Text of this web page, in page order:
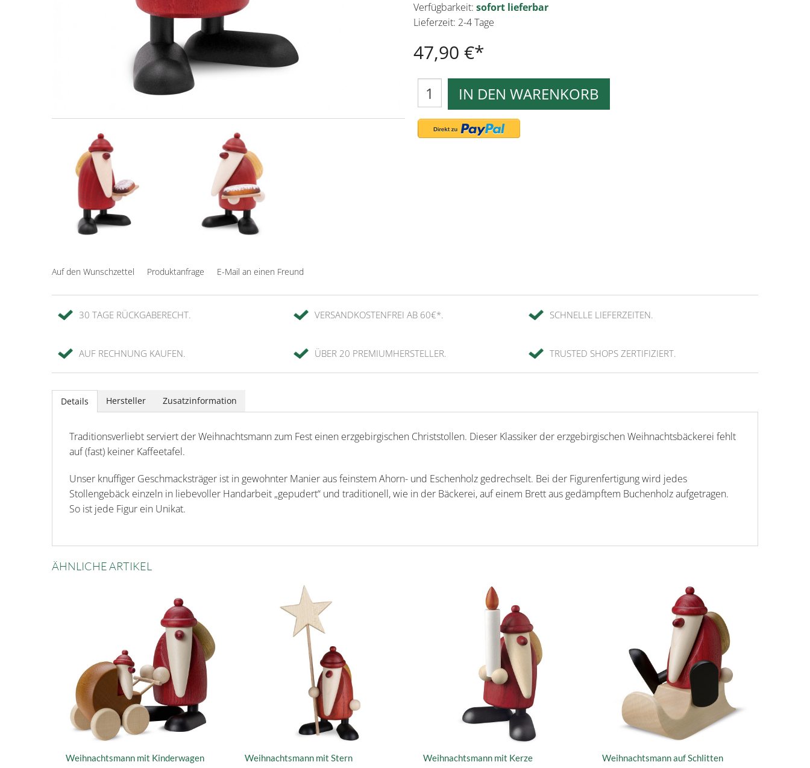
Verfügbarkeit: sofort lieferbar
Lieferzeit: 2-4 Tage
47,90 €
IN DEN WARENKORB
Auf den Wunschzettel Produktanfrage E-Mail an einen Freund
30 TAGE RÜCKGABERECHT. VERSANDKOSTENFREI AB 60€*. SCHNELLE LIEFERZEITEN.
AUF RECHNUNG KAUFEN. ÜBER 20 PREMIUMHERSTELLER. TRUSTED SHOPS ZERTIFIZIERT.
Details Hersteller Zusatzinformation
Traditionsverliebt serviert der Weihnachtsmann zum Fest einen erzgebirgischen Christstollen. Dieser Klassiker der erzgebirgischen Weihnachtsbäckerei fehlt
auf (fast) keiner Kaffeetafel.
Unser knuffiger Geschmacksträger ist in gewohnter Manier aus feinstem Ahorn- und Eschenholz gedrechselt. Bei der Figurenfertigung wird jedes
Stollengebäck einzeln in liebevoller Handarbeit „gepudert“ und traditionell, wie in der Bäckerei, auf einem Brett aus gedämpftem Buchenholz aufgetragen.
So ist jede Figur ein Unikat.
ÄHNLICHE ARTIKEL
Weihnachtsmann mit Kinderwagen Weihnachtsmann mit Stern Weihnachtsmann mit Kerze Weihnachtsmann auf Schlitten